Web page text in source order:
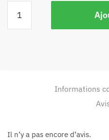
Informations
Il n’y a pas encore d’avis.